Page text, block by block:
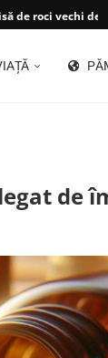
de roci vechi de...
de